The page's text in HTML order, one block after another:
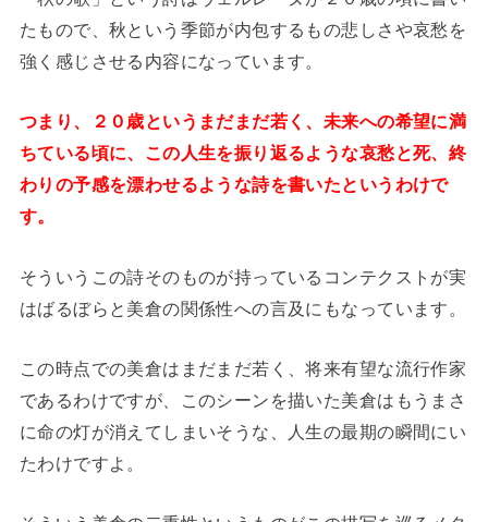
たもので、秋という季節が内包するもの悲しさや哀愁を
強く感じさせる内容になっています。
つまり、２０歳というまだまだ若く、未来への希望に満
ちている頃に、この人生を振り返るような哀愁と死、終
わりの予感を漂わせるような詩を書いたというわけで
す。
そういうこの詩そのものが持っているコンテクストが実
はばるぼらと美倉の関係性への言及にもなっています。
この時点での美倉はまだまだ若く、将来有望な流行作家
であるわけですが、このシーンを描いた美倉はもうまさ
に命の灯が消えてしまいそうな、人生の最期の瞬間にい
たわけですよ。